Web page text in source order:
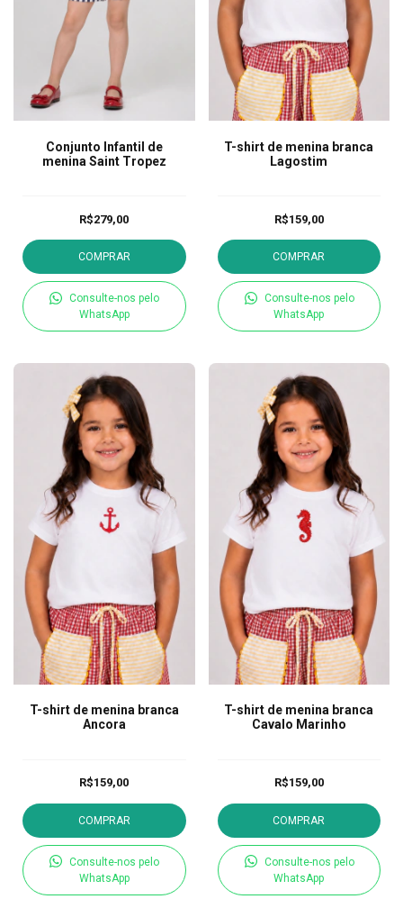
Conjunto Infantil de
menina Saint Tropez
R$279,00
COMPRAR
Consulte-nos pelo
WhatsApp
T-shirt de menina branca
Lagostim
R$159,00
COMPRAR
Consulte-nos pelo
WhatsApp
T-shirt de menina branca
Ancora
R$159,00
COMPRAR
Consulte-nos pelo
WhatsApp
T-shirt de menina branca
Cavalo Marinho
R$159,00
COMPRAR
Consulte-nos pelo
WhatsApp